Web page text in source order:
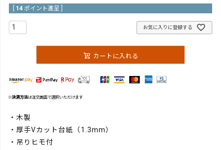
14 ポイント進呈 ]
お気に入りに登録する
カートに入れる
※決済方法は注文画面で選択いただけます
・木製
・厚手Vカット台紙（1.3mm）
・吊りヒモ付